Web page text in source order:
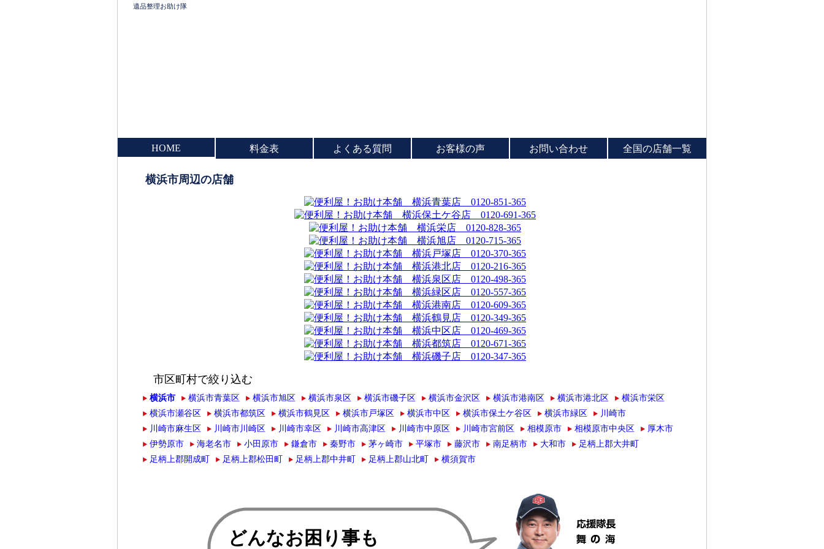
遺品整理お助け隊
HOME 料金表 よくある質問 お客様の声 お問い合わせ 全国の店舗一覧
横浜市周辺の店舗
市区町村で絞り込む
横浜市 横浜市青葉区 横浜市旭区 横浜市泉区 横浜市磯子区 横浜市金沢区 横浜市港南区 横浜市港北区
横浜市栄区
横浜市瀬谷区
横浜市都筑区 横浜市鶴見区 横浜市戸塚区 横浜市中区 横浜市保土ケ谷区 横浜市緑区
川崎市
川崎市麻生区
川崎市川崎区 川崎市幸区 川崎市高津区 川崎市中原区 川崎市宮前区 相模原市 相模原市中央区
厚木市
伊勢原市
海老名市 小田原市 鎌倉市 秦野市 茅ヶ崎市 平塚市 藤沢市 南足柄市 大和市
足柄上郡大井町
足柄上郡開成町
足柄上郡松田町 足柄上郡中井町 足柄上郡山北町 横須賀市
どんなお困り事も